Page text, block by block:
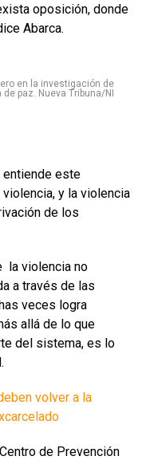
oposición, donde
Abarca.
en la investigación de
paz. Nueva Tribuna/NI
entiende este
y la violencia
de los
la violencia no
a través de las
veces logra
allá de lo que
del sistema, es lo
volver a la
de Prevención